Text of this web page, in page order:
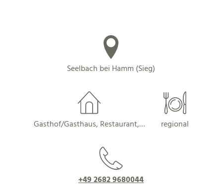
Seelbach bei Hamm (Sieg)
Gasthof/Gasthaus, Restaurant,… regional
+49 2682 9680044